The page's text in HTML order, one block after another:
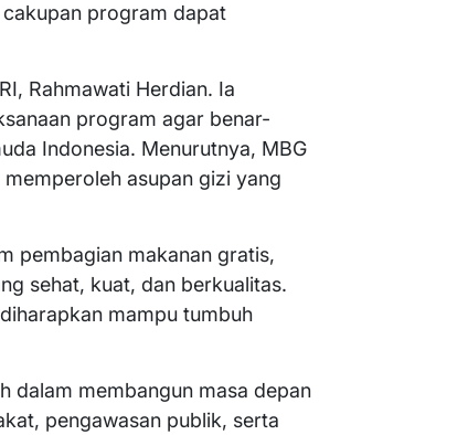
program dapat
Rahmawati Herdian. Ia
program agar benar-
Indonesia. Menurutnya, MBG
asupan gizi yang
pembagian makanan gratis,
sehat, kuat, dan berkualitas.
mampu tumbuh
dalam membangun masa depan
pengawasan publik, serta